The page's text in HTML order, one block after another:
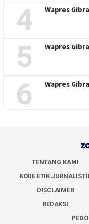
4 Wapres
5 Wapres
6 Wapres
TENTANG KAMI
KODE ETIK
DISCLAIMER
REDAKSI